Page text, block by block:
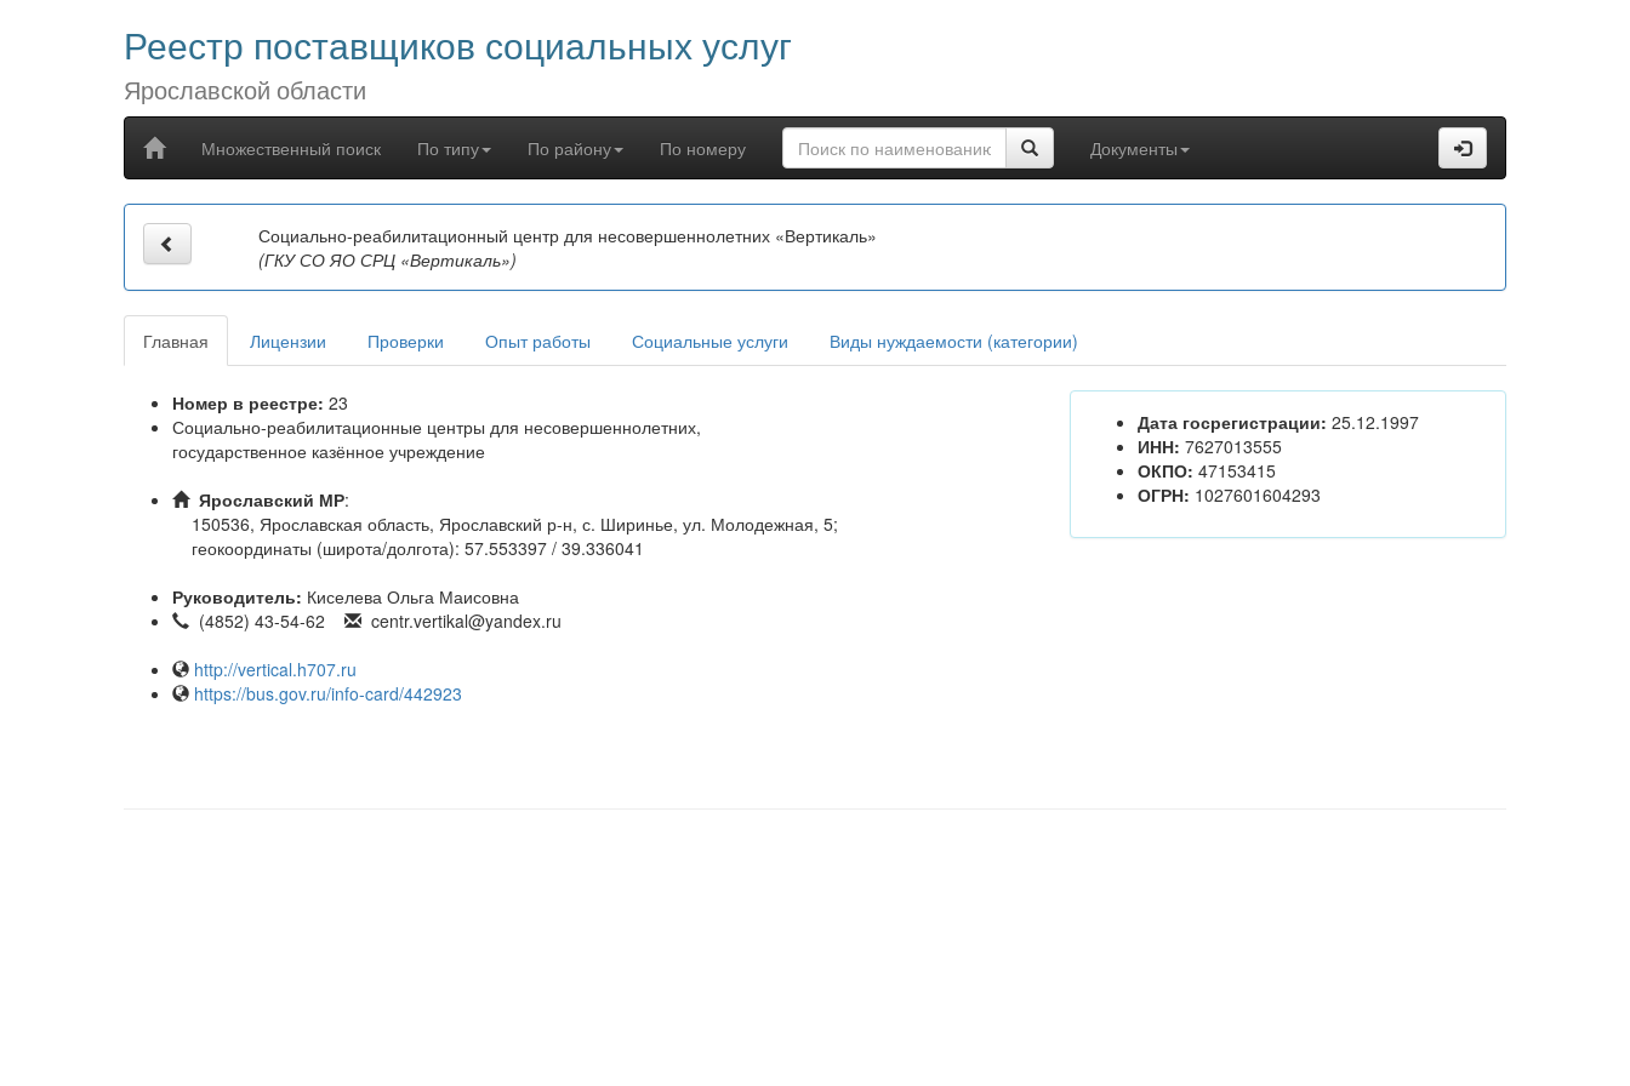
Реестр поставщиков социальных услуг
Ярославской области
Множественный поиск По типу По району По номеру Документы
Социально-реабилитационный центр для несовершеннолетних «Вертикаль»
(ГКУ СО ЯО СРЦ «Вертикаль»)
Главная Лицензии Проверки Опыт работы Социальные услуги Виды нуждаемости (категории)
Номер в реестре: 23
Социально-реабилитационные центры для несовершеннолетних,
государственное казённое учреждение
Ярославский МР:
150536, Ярославская область, Ярославский р-н, с. Ширинье, ул. Молодежная, 5;
геокоординаты (широта/долгота): 57.553397 / 39.336041
Руководитель: Киселева Ольга Маисовна
(4852) 43-54-62
centr.vertikal@yandex.ru
http://vertical.h707.ru
https://bus.gov.ru/info-card/442923
Дата госрегистрации: 25.12.1997
ИНН: 7627013555
ОКПО: 47153415
ОГРН: 1027601604293